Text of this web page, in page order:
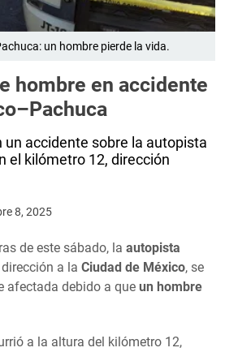
un hombre pierde la vida.
hombre en accidente
un accidente sobre la autopista
el kilómetro 12, dirección
8, 2025
de este sábado, la autopista
dirección a la Ciudad de México, se
afectada debido a que un hombre
a la altura del kilómetro 12,